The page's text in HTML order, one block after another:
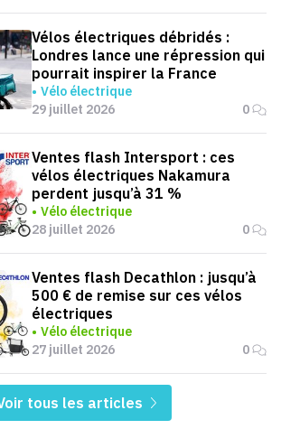
Vélos électriques débridés :
Londres lance une répression qui
pourrait inspirer la France
Vélo électrique
29 juillet 2026
0
Ventes flash Intersport : ces
vélos électriques Nakamura
perdent jusqu’à 31 %
Vélo électrique
28 juillet 2026
0
Ventes flash Decathlon : jusqu’à
500 € de remise sur ces vélos
électriques
Vélo électrique
27 juillet 2026
0
tous les articles